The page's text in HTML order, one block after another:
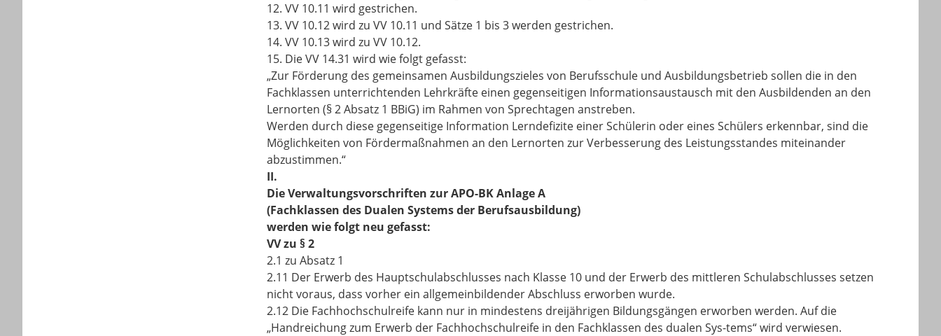
12. VV 10.11 wird gestrichen.
13. VV 10.12 wird zu VV 10.11 und Sätze 1 bis 3 werden gestrichen.
14. VV 10.13 wird zu VV 10.12.
15. Die VV 14.31 wird wie folgt gefasst:
„Zur Förderung des gemeinsamen Ausbildungszieles von Berufsschule und Ausbildungsbetrieb sollen die in den
Fachklassen unterrichtenden Lehrkräfte einen gegenseitigen Informationsaustausch mit den Ausbildenden an den
Lernorten (§ 2 Absatz 1 BBiG) im Rahmen von Sprechtagen anstreben.
Werden durch diese gegenseitige Information Lerndefizite einer Schülerin oder eines Schülers erkennbar, sind die
Möglichkeiten von Fördermaßnahmen an den Lernorten zur Verbesserung des Leistungsstandes miteinander
abzustimmen.“
II.
Die Verwaltungsvorschriften zur APO-BK Anlage A
(Fachklassen des Dualen Systems der Berufsausbildung)
werden wie folgt neu gefasst:
VV zu § 2
2.1 zu Absatz 1
2.11 Der Erwerb des Hauptschulabschlusses nach Klasse 10 und der Erwerb des mittleren Schulabschlusses setzen
nicht voraus, dass vorher ein allgemeinbildender Abschluss erworben wurde.
2.12 Die Fachhochschulreife kann nur in mindestens dreijährigen Bildungsgängen erworben werden. Auf die
„Handreichung zum Erwerb der Fachhochschulreife in den Fachklassen des dualen Sys-tems“ wird verwiesen.